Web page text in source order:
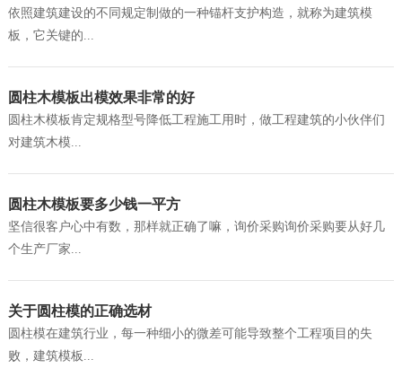
依照建筑建设的不同规定制做的一种锚杆支护构造，就称为建筑模
板，它关键的...
圆柱木模板出模效果非常的好
圆柱木模板肯定规格型号降低工程施工用时，做工程建筑的小伙伴们
对建筑木模...
圆柱木模板要多少钱一平方
坚信很客户心中有数，那样就正确了嘛，询价采购询价采购要从好几
个生产厂家...
关于圆柱模的正确选材
圆柱模在建筑行业，每一种细小的微差可能导致整个工程项目的失
败，建筑模板...